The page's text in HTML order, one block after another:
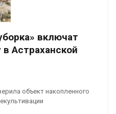
включат
Астраханской
объект накопленного